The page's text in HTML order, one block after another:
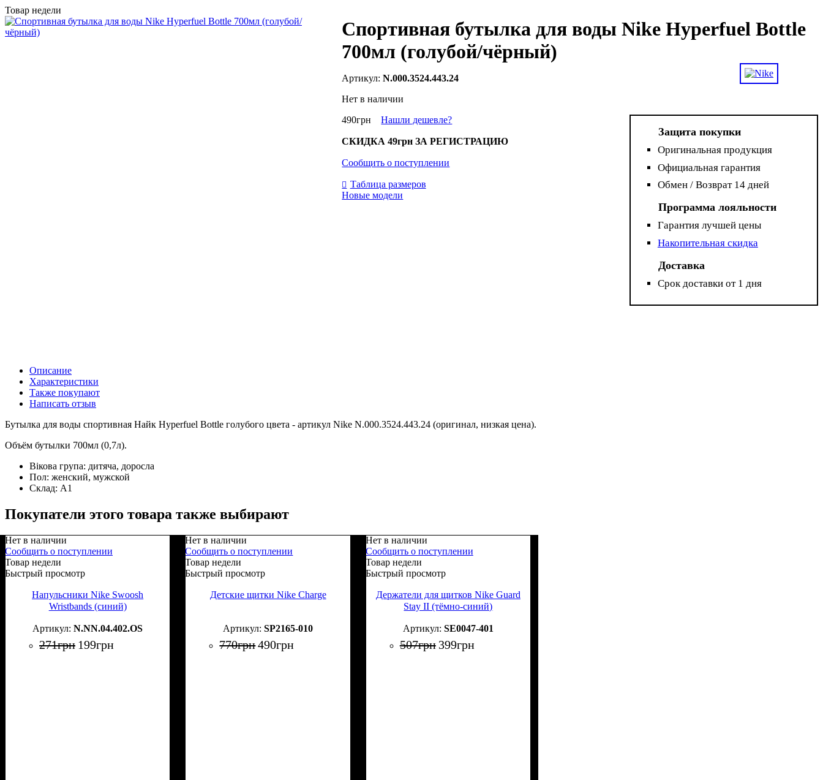
Товар недели
Спортивная бутылка для воды Nike Hyperfuel Bottle
700мл (голубой/чёрный)
N.000.3524.443.24
Нет в наличии
490грн Нашли дешевле?
СКИДКА 49грн ЗА РЕГИСТРАЦИЮ
Сообщить о поступлении
Таблица размеров
Новые модели
Защита покупки
Оригинальная продукция
Официальная гарантия
Обмен / Возврат 14 дней
Программа лояльности
Гарантия лучшей цены
Накопительная скидка
Доставка
Срок доставки от 1 дня
Описание
Характеристики
Также покупают
Написать отзыв
Бутылка для воды спортивная Найк Hyperfuel Bottle голубого цвета - артикул Nike N.000.3524.443.24 (оригинал, низкая цена).
Объём бутылки 700мл (0,7л).
Вікова група: дитяча, доросла
Пол: женский, мужской
Склад: А1
Покупатели этого товара также выбирают
Нет в наличии
Сообщить о поступлении
Товар недели
Быстрый просмотр
Напульсники Nike Swoosh
Wristbands (синий)
N.NN.04.402.OS
271грн 199грн
Нет в наличии
Сообщить о поступлении
Товар недели
Быстрый просмотр
Детские щитки Nike Charge
SP2165-010
770грн490грн
Нет в наличии
Сообщить о поступлении
Товар недели
Быстрый просмотр
Держатели для щитков Nike Guard
Stay II (тёмно-синий)
SE0047-401
507грн 399грн